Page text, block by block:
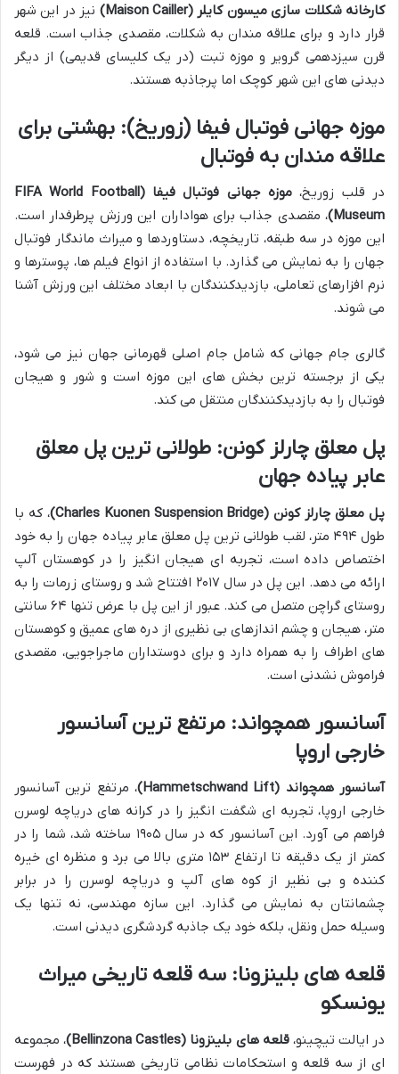
کارخانه شکلات سازی میسون کایلر (Maison Cailler)
نیز در این شهر
قرار دارد و برای علاقه مندان به شکلات، مقصدی جذاب است. قلعه
قرن سیزدهمی گرویر و موزه تبت (در یک کلیسای قدیمی) از دیگر
دیدنی های این شهر کوچک اما پرجاذبه هستند.
موزه جهانی فوتبال فیفا (زوریخ): بهشتی برای
علاقه مندان به فوتبال
در قلب زوریخ،
موزه جهانی فوتبال فیفا (FIFA World Football
Museum) ، مقصدی جذاب برای هواداران این ورزش پرطرفدار است.
این موزه در سه طبقه، تاریخچه، دستاوردها و میراث ماندگار فوتبال
جهان را به نمایش می گذارد. با استفاده از انواع فیلم ها، پوسترها و
نرم افزارهای تعاملی، بازدیدکنندگان با ابعاد مختلف این ورزش آشنا
می شوند.
گالری جام جهانی که شامل جام اصلی قهرمانی جهان نیز می شود،
یکی از برجسته ترین بخش های این موزه است و شور و هیجان
فوتبال را به بازدیدکنندگان منتقل می کند.
پل معلق چارلز کونن: طولانی ترین پل معلق
عابر پیاده جهان
پل معلق چارلز کونن (Charles Kuonen Suspension Bridge)
، که با
طول ۴۹۴ متر، لقب طولانی ترین پل معلق عابر پیاده جهان را به خود
اختصاص داده است، تجربه ای هیجان انگیز را در کوهستان آلپ
ارائه می دهد. این پل در سال ۲۰۱۷ افتتاح شد و روستای زرمات را به
روستای گراچن متصل می کند. عبور از این پل با عرض تنها ۶۴ سانتی
متر، هیجان و چشم اندازهای بی نظیری از دره های عمیق و کوهستان
های اطراف را به همراه دارد و برای دوستداران ماجراجویی، مقصدی
فراموش نشدنی است.
آسانسور همچواند: مرتفع ترین آسانسور
خارجی اروپا
آسانسور همچواند (Hammetschwand Lift)
، مرتفع ترین آسانسور
خارجی اروپا، تجربه ای شگفت انگیز را در کرانه های دریاچه لوسرن
فراهم می آورد. این آسانسور که در سال ۱۹۰۵ ساخته شد، شما را در
کمتر از یک دقیقه تا ارتفاع ۱۵۳ متری بالا می برد و منظره ای خیره
کننده و بی نظیر از کوه های آلپ و دریاچه لوسرن را در برابر
چشمانتان به نمایش می گذارد. این سازه مهندسی، نه تنها یک
وسیله حمل ونقل، بلکه خود یک جاذبه گردشگری دیدنی است.
قلعه های بلینزونا: سه قلعه تاریخی میراث
یونسکو
در ایالت تیچینو،قلعه های بلینزونا (Bellinzona Castles)
، مجموعه
ای از سه قلعه و استحکامات نظامی تاریخی هستند که در فهرست